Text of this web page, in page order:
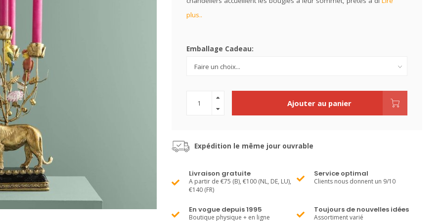
plus..
Emballage Cadeau:
Ajouter au panier
Expédition le même jour ouvrable
Livraison gratuite
A partir de €75 (B), €100 (NL, DE, LU),
€140 (FR)
Service optimal
Clients nous donnent un 9/10
En vogue depuis 1995
Boutique physique + en ligne
Toujours de nouvelles idées
Assortiment varié